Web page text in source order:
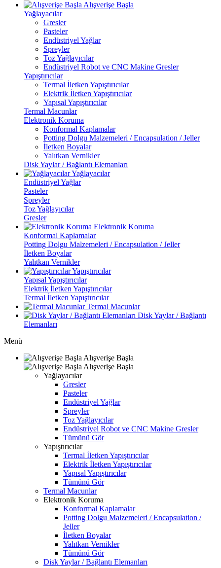
Alışverişe Başla
Yağlayacılar
Gresler
Pasteler
Endüstriyel Yağlar
Spreyler
Toz Yağlayıcılar
Endüstriyel Robot ve CNC Makine Gresler
Yapıştırıcılar
Termal İletken Yapıştırıcılar
Elektrik İletken Yapıştırıcılar
Yapısal Yapıştırıcılar
Termal Macunlar
Elektronik Koruma
Konformal Kaplamalar
Potting Dolgu Malzemeleri / Encapsulation / Jeller
İletken Boyalar
Yalıtkan Vernikler
Disk Yaylar / Bağlantı Elemanları
Yağlayacılar
Endüstriyel Yağlar
Pasteler
Spreyler
Toz Yağlayıcılar
Gresler
Elektronik Koruma
Konformal Kaplamalar
Potting Dolgu Malzemeleri / Encapsulation / Jeller
İletken Boyalar
Yalıtkan Vernikler
Yapıştırıcılar
Yapısal Yapıştırıcılar
Elektrik İletken Yapıştırıcılar
Termal İletken Yapıştırıcılar
Termal Macunlar
Disk Yaylar / Bağlantı
Elemanları
Menü
Alışverişe Başla
Alışverişe Başla
Yağlayacılar
Gresler
Pasteler
Endüstriyel Yağlar
Spreyler
Toz Yağlayıcılar
Endüstriyel Robot ve CNC Makine Gresler
Tümünü Gör
Yapıştırıcılar
Termal İletken Yapıştırıcılar
Elektrik İletken Yapıştırıcılar
Yapısal Yapıştırıcılar
Tümünü Gör
Termal Macunlar
Elektronik Koruma
Konformal Kaplamalar
Potting Dolgu Malzemeleri / Encapsulation /
Jeller
İletken Boyalar
Yalıtkan Vernikler
Tümünü Gör
Disk Yaylar / Bağlantı Elemanları